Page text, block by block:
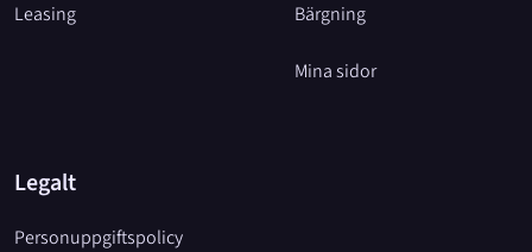
Leasing Bärgning
Mina sidor
Legalt
Personuppgiftspolicy